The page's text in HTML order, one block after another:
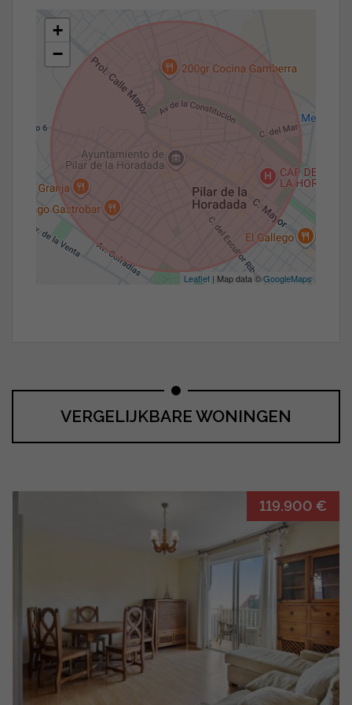
+
−
Leaflet | Map data ©GoogleMaps
VERGELIJKBARE WONINGEN
119.900 €